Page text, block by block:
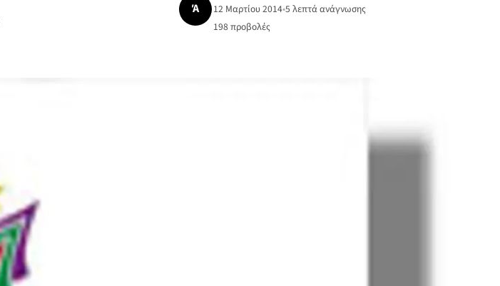
Ά 12 Μαρτίου 2014•5 λεπτά ανάγνωσης
198 προβολές